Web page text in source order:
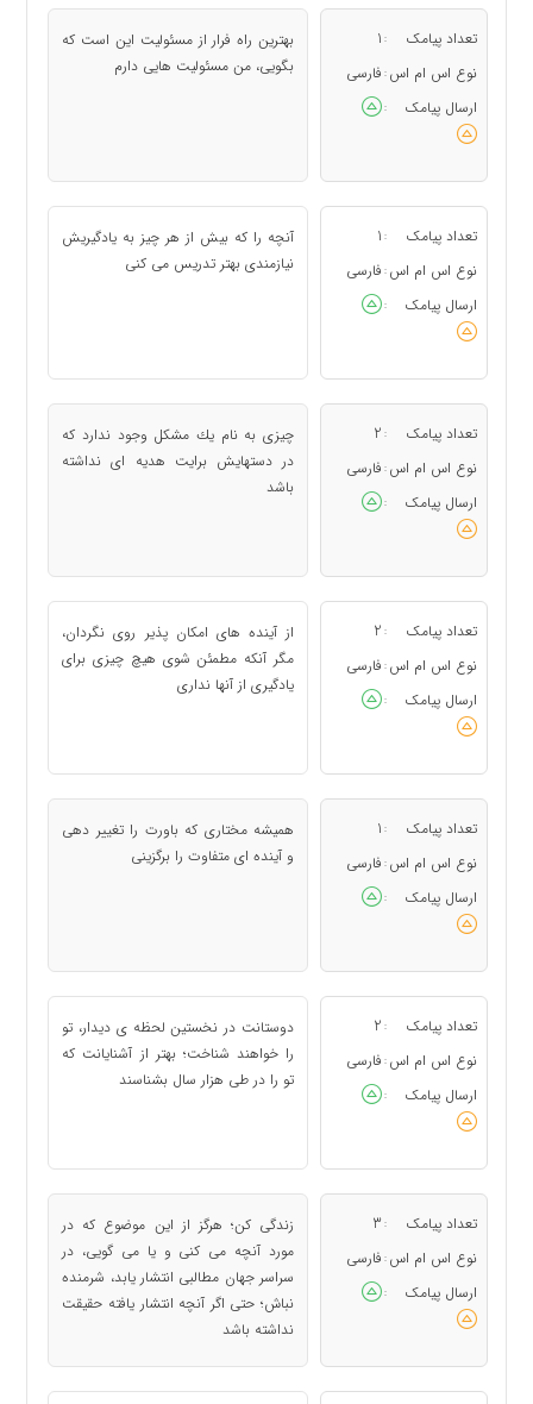
تعداد پیامک :
1
نوع اس ام اس : فارسی
ارسال پیامک
:
بهترین راه فرار از مسئولیت این است كه
بگویی، من مسئولیت هایی دارم
تعداد پیامک :
1
نوع اس ام اس : فارسی
ارسال پیامک
:
آنچه را كه بیش از هر چیز به یادگیریش
نیازمندی بهتر تدریس می كنی
تعداد پیامک :
2
نوع اس ام اس : فارسی
ارسال پیامک
:
چیزی به نام یك مشكل وجود ندارد كه
در دستهایش برایت هدیه ای نداشته
باشد
تعداد پیامک :
2
نوع اس ام اس : فارسی
ارسال پیامک
:
از آینده های امكان پذیر روی نگردان،
مگر آنكه مطمئن شوی هیچ چیزی برای
یادگیری از آنها نداری
تعداد پیامک :
1
نوع اس ام اس : فارسی
ارسال پیامک
:
همیشه مختاری كه باورت را تغییر دهی
و آینده ای متفاوت را برگزینی
تعداد پیامک :
2
نوع اس ام اس : فارسی
ارسال پیامک
:
دوستانت در نخستین لحظه ی دیدار، تو
را خواهند شناخت؛ بهتر از آشنایانت كه
تو را در طی هزار سال بشناسند
تعداد پیامک :
3
نوع اس ام اس : فارسی
ارسال پیامک
:
زندگی كن؛ هرگز از این موضوع كه در
مورد آنچه می كنی و یا می گویی، در
سراسر جهان مطالبی انتشار یابد، شرمنده
نباش؛ حتی اگر آنچه انتشار یافته حقیقت
نداشته باشد